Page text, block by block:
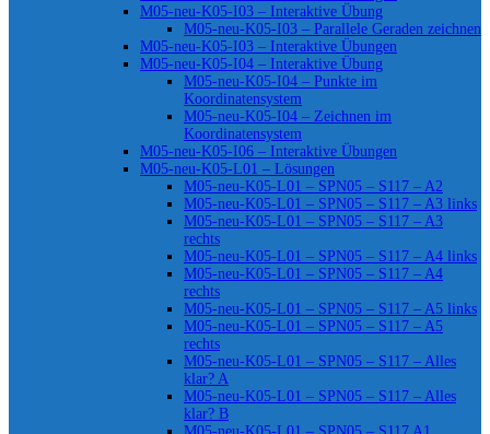
M05-neu-K05-I03 – Interaktive Übung
M05-neu-K05-I03 – Parallele Geraden zeichnen
M05-neu-K05-I03 – Interaktive Übungen
M05-neu-K05-I04 – Interaktive Übung
M05-neu-K05-I04 – Punkte im
Koordinatensystem
M05-neu-K05-I04 – Zeichnen im
Koordinatensystem
M05-neu-K05-I06 – Interaktive Übungen
M05-neu-K05-L01 – Lösungen
M05-neu-K05-L01 – SPN05 – S117 – A2
M05-neu-K05-L01 – SPN05 – S117 – A3 links
M05-neu-K05-L01 – SPN05 – S117 – A3
rechts
M05-neu-K05-L01 – SPN05 – S117 – A4 links
M05-neu-K05-L01 – SPN05 – S117 – A4
rechts
M05-neu-K05-L01 – SPN05 – S117 – A5 links
M05-neu-K05-L01 – SPN05 – S117 – A5
rechts
M05-neu-K05-L01 – SPN05 – S117 – Alles
klar? A
M05-neu-K05-L01 – SPN05 – S117 – Alles
klar? B